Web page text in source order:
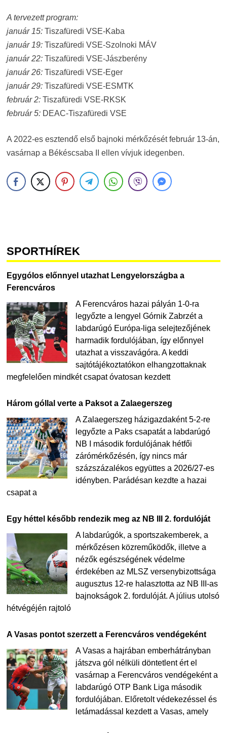
A tervezett program:
január 15:Tiszafüredi VSE-Kaba
január 19: Tiszafüredi VSE-Szolnoki MÁV
január 22: Tiszafüredi VSE-Jászberény
január 26: Tiszafüredi VSE-Eger
január 29:Tiszafüredi VSE-ESMTK
február 2: Tiszafüredi VSE-RKSK
február 5:DEAC-Tiszafüredi VSE
A 2022-es esztendő első bajnoki mérkőzését február 13-án,
vasárnap a Békéscsaba II ellen vívjuk idegenben.
SPORTHÍREK
Egygólos előnnyel utazhat Lengyelországba a
Ferencváros
A Ferencváros hazai pályán 1-0-ra
legyőzte a lengyel Górnik Zabrzét a
labdarúgó Európa-liga selejtezőjének
harmadik fordulójában, így előnnyel
utazhat a visszavágóra. A keddi
sajtótájékoztatókon elhangzottaknak
megfelelően mindkét csapat óvatosan kezdett
Három góllal verte a Paksot a Zalaegerszeg
A Zalaegerszeg házigazdaként 5-2-re
legyőzte a Paks csapatát a labdarúgó
NB I második fordulójának hétfői
zárómérkőzésén, így nincs már
százszázalékos együttes a 2026/27-es
idényben. Parádésan kezdte a hazai
csapat a
Egy héttel később rendezik meg az NB III 2. fordulóját
A labdarúgók, a sportszakemberek, a
mérkőzésen közreműködők, illetve a
nézők egészségének védelme
érdekében az MLSZ versenybizottsága
augusztus 12-re halasztotta az NB III-as
bajnokságok 2. fordulóját. A július utolsó
hétvégéjén rajtoló
A Vasas pontot szerzett a Ferencváros vendégeként
A Vasas a hajrában emberhátrányban
játszva gól nélküli döntetlent ért el
vasárnap a Ferencváros vendégeként a
labdarúgó OTP Bank Liga második
fordulójában. Előretolt védekezéssel és
letámadással kezdett a Vasas, amely